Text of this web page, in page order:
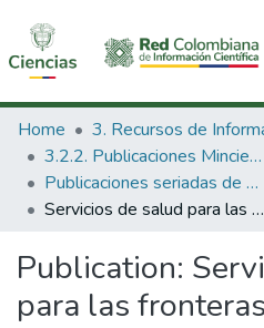
Communities & Collections
All of DSpace
Statistics
Home
3.2.2. Publicaciones Minciencias
Publicaciones seriadas de Minciencias
Servicios de salud para las fronteras
Publication:
para las fronteras